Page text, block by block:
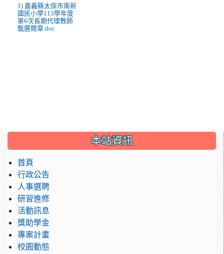
1) 嘉義縣太保市南新
國民小學113學年度
第6次長期代理教師
甄選簡章.doc
::: 本站資訊
首頁
行政公告
人事選聘
研習進修
活動訊息
獎助學金
專案計畫
校園動態